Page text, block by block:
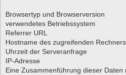
Browsertyp und Browserversion
verwendetes Betriebssystem
Referrer URL
Hostname des zugreifenden Rechners
Uhrzeit der Serveranfrage
IP-Adresse
Eine Zusammenführung dieser